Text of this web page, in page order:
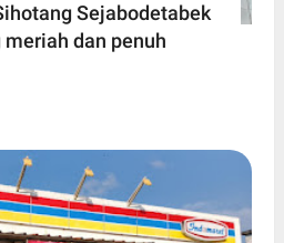
Sejabodetabek
dan penuh